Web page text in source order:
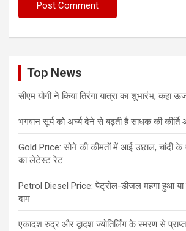
Top News
सीएम योगी ने किया तिरंगा यात्रा का शुभारंभ, कहा
भगवान सूर्य को अर्घ्य देने से बढ़ती है साधक की कीर्ति
Gold Price: सोने की कीमतों में आई उछाल, चांदी
का लेटेस्ट रेट
Petrol Diesel Price: पेट्रोल-डीजल महंगा हुआ या
दाम
एकादश रुद्र और द्वादश ज्योतिर्लिंग के स्मरण से प्राप्त